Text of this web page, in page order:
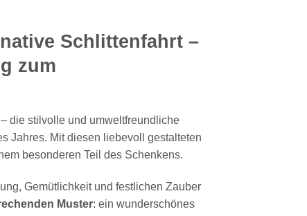
Schlittenfahrt –
zum
die stilvolle und umweltfreundliche
Jahres. Mit diesen liebevoll gestalteten
besonderen Teil des Schenkens.
Gemütlichkeit und festlichen Zauber
Muster: ein wunderschönes